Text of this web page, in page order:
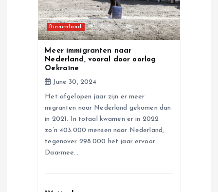
Binnenland
Meer immigranten naar
Nederland, vooral door oorlog
Oekraïne
June 30, 2024
Het afgelopen jaar zijn er meer
migranten naar Nederland gekomen dan
in 2021. In totaal kwamen er in 2022
zo’n 403.000 mensen naar Nederland,
tegenover 298.000 het jaar ervoor.
Daarmee…